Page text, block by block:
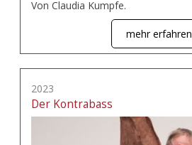
Von Claudia Kumpfe.
mehr erfahren
2023
Der Kontrabass